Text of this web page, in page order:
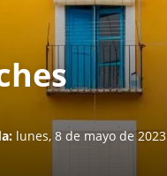
lunes, 8 de mayo de 2023